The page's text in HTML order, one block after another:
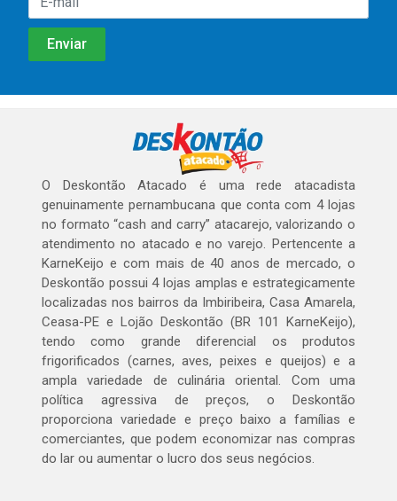
O Deskontão Atacado é uma rede atacadista
genuinamente pernambucana que conta com 4 lojas
no formato “cash and carry” atacarejo, valorizando o
atendimento no atacado e no varejo. Pertencente a
KarneKeijo e com mais de 40 anos de mercado, o
Deskontão possui 4 lojas amplas e estrategicamente
localizadas nos bairros da Imbiribeira, Casa Amarela,
Ceasa-PE e Lojão Deskontão (BR 101 KarneKeijo),
tendo como grande diferencial os produtos
frigorificados (carnes, aves, peixes e queijos) e a
ampla variedade de culinária oriental. Com uma
política agressiva de preços, o Deskontão
proporciona variedade e preço baixo a famílias e
comerciantes, que podem economizar nas compras
do lar ou aumentar o lucro dos seus negócios.